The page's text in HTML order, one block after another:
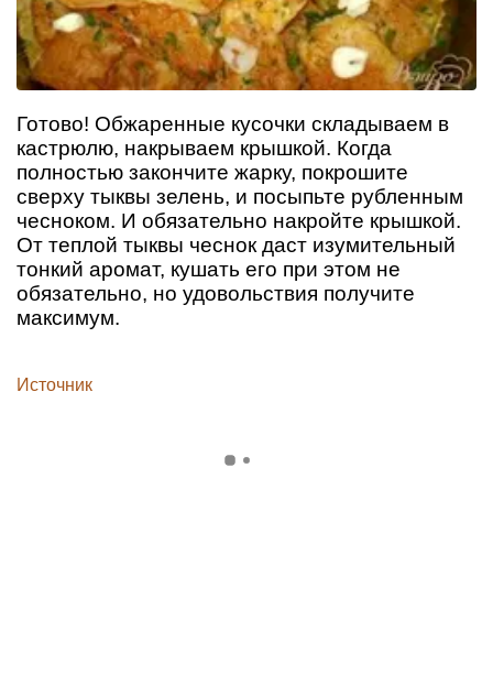
Готово! Обжаренные кусочки складываем в
кастрюлю, накрываем крышкой. Когда
полностью закончите жарку, покрошите
сверху тыквы зелень, и посыпьте рубленным
чесноком. И обязательно накройте крышкой.
От теплой тыквы чеснок даст изумительный
тонкий аромат, кушать его при этом не
обязательно, но удовольствия получите
максимум.
Источник